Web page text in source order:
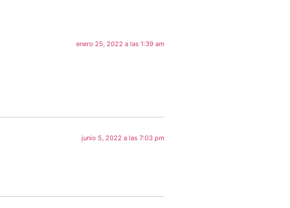
enero 25, 2022 a las 1:39 am
junio 5, 2022 a las 7:03 pm